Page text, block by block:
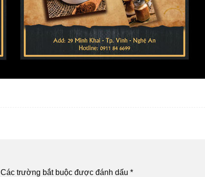
Các trường bắt buộc được đánh dấu *